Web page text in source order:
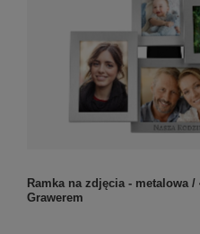
Ramka na zdjęcia - metalowa /
Grawerem